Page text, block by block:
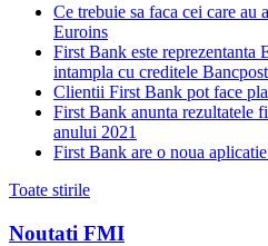
Ce trebuie sa faca cei care au
Euroins
First Bank este reprezentanta
intampla cu creditele
Clientii First Bank pot face
First Bank anunta rezultatele
anului 2021
First Bank are o noua
Toate stirile
Noutati FMI